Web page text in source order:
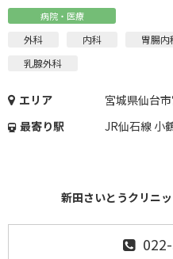
病院・医療
外科 内科 胃腸内
乳腺外科
エリア
宮城県仙台
最寄り駅
JR仙石線 小
新田さいとうクリニ